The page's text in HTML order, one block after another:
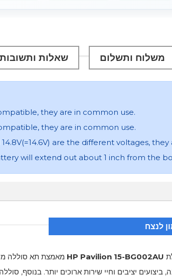
משלוח ותשלום שאלות ותשובות
they are in common use.
they are in common use.
14.8V(=14.6V) are the different voltages,
will extend out about 1 inch from the
לנצח
HP Pavilion 15-BG002AU מאמצת תא סוללה
ביצועים יציבים וחיי שירות ארוכים יותר. בנוסף,